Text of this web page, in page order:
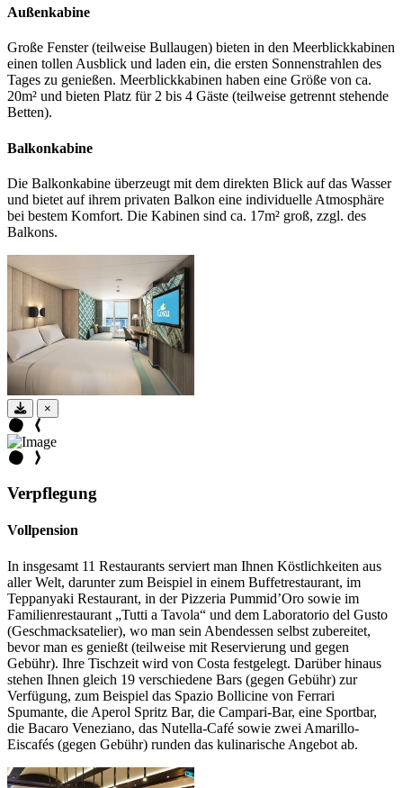
Außenkabine
Große Fenster (teilweise Bullaugen) bieten in den Meerblickkabinen
einen tollen Ausblick und laden ein, die ersten Sonnenstrahlen des
Tages zu genießen. Meerblickkabinen haben eine Größe von ca.
20m² und bieten Platz für 2 bis 4 Gäste (teilweise getrennt stehende
Betten).
Balkonkabine
Die Balkonkabine überzeugt mit dem direkten Blick auf das Wasser
und bietet auf ihrem privaten Balkon eine individuelle Atmosphäre
bei bestem Komfort. Die Kabinen sind ca. 17m² groß, zzgl. des
Balkons.
×
Verpflegung
Vollpension
In insgesamt 11 Restaurants serviert man Ihnen Köstlichkeiten aus
aller Welt, darunter zum Beispiel in einem Buffetrestaurant, im
Teppanyaki Restaurant, in der Pizzeria Pummid’Oro sowie im
Familienrestaurant „Tutti a Tavola“ und dem Laboratorio del Gusto
(Geschmacksatelier), wo man sein Abendessen selbst zubereitet,
bevor man es genießt (teilweise mit Reservierung und gegen
Gebühr). Ihre Tischzeit wird von Costa festgelegt. Darüber hinaus
stehen Ihnen gleich 19 verschiedene Bars (gegen Gebühr) zur
Verfügung, zum Beispiel das Spazio Bollicine von Ferrari
Spumante, die Aperol Spritz Bar, die Campari-Bar, eine Sportbar,
die Bacaro Veneziano, das Nutella-Café sowie zwei Amarillo-
Eiscafés (gegen Gebühr) runden das kulinarische Angebot ab.